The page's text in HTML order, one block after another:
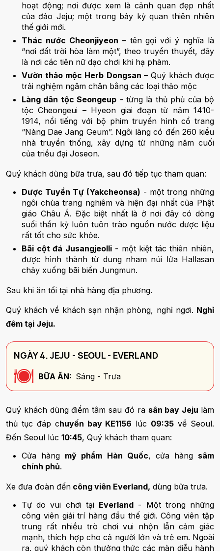
hoạt động; nơi được xem là cảnh quan đẹp nhất
của đảo Jeju; một trong bảy kỳ quan thiên nhiên
thế giới mới.
Thác nước Cheonjiyeon – tên gọi với ý nghĩa là
“nơi đất trời hòa làm một”, theo truyền thuyết, đây
là nơi các tiên nữ dạo chơi khi hạ phàm.
Vườn thảo mộc Herb Dongsan – Quý khách được
trải nghiệm ngâm chân bằng các loại thảo mộc
Làng dân tộc Seongeup - từng là thủ phủ của bộ
tộc Cheongeui – Hyeon giai đoạn từ năm 1410-
1914, nổi tiếng với bộ phim truyền hình cổ trang
“Nàng Dae Jang Geum”. Ngôi làng có đến 260 kiểu
nhà truyền thống, xây dựng từ những năm cuối
của triều đại Joseon.
Quý khách dùng bữa trưa, sau đó tiếp tục tham quan:
Dược Tuyền Tự (Yakcheonsa) - một trong những
ngôi chùa trang nghiêm và hiện đại nhất của Phật
giáo Châu Á. Đặc biệt nhất là ở nơi đây có dòng
suối thần kỳ luôn tuôn trào nguồn nước dược liệu
rất tốt cho sức khỏe.
Bãi cột đá Jusangjeolli- một kiệt tác thiên nhiên,
được hình thành từ dung nham núi lửa Hallasan
chảy xuống bãi biển Jungmun.
Sau khi ăn tối tại nhà hàng địa phương.
Quý khách về khách sạn nhận phòng, nghỉ ngơi. Nghỉ
đêm tại Jeju.
NGÀY 4. JEJU - SEOUL - EVERLAND
BỮA ĂN: Sáng - Trưa
Quý khách dùng điểm tâm sau đó ra sân bay Jeju làm
thủ tục đáp chuyến bay KE1156 lúc 09:35 về Seoul.
Đến Seoul lúc 10:45, Quý khách tham quan:
Cửa hàng mỹ phẩm Hàn Quốc, cửa hàng sâm
chính phủ.
Xe đưa đoàn đến công viên Everland, dùng bữa trưa.
Tự do vui chơi tại Everland - Một trong những
công viên giải trí hàng đầu thế giới. Công viên tập
trung rất nhiều trò chơi vui nhộn lẫn cảm giác
mạnh, thích hợp cho cả người lớn và trẻ em. Ngoài
ra, quý khách còn thưởng thức các màn diễu hành